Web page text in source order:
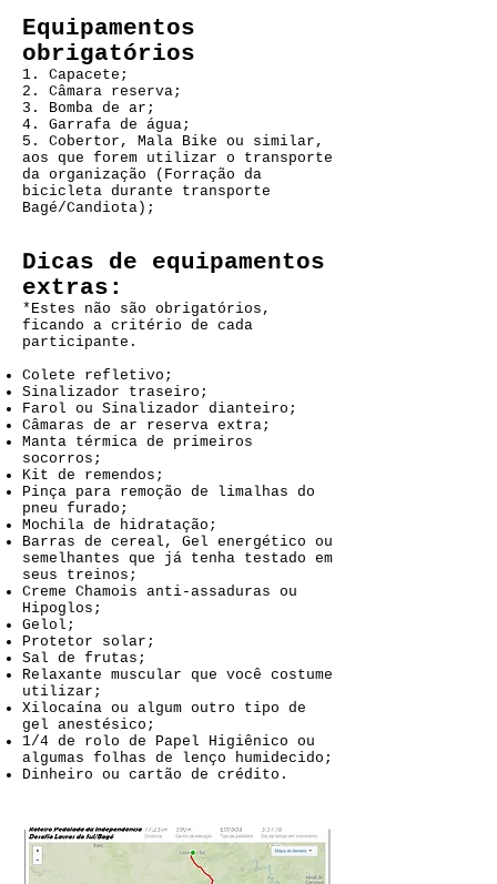
Equipamentos
obrigatórios
1. Capacete;
2. Câmara reserva;
3. Bomba de ar;
4. Garrafa de água;
5. Cobertor, Mala Bike ou similar,
aos que forem utilizar o transporte
da organização (Forração da
bicicleta durante transporte
Bagé/Candiota);
Dicas de equipamentos
extras:
*Estes não são obrigatórios,
ficando a critério de cada
participante.
Colete refletivo;
Sinalizador traseiro;
Farol ou Sinalizador dianteiro;
Câmaras de ar reserva extra;
Manta térmica de primeiros
socorros;
Kit de remendos;
Pinça para remoção de limalhas do
pneu furado;
Mochila de hidratação;
Barras de cereal, Gel energético ou
semelhantes que já tenha testado em
seus treinos;
Creme Chamois anti-assaduras ou
Hipoglos;
Gelol;
Protetor solar;
Sal de frutas;
Relaxante muscular que você costume
utilizar;
Xilocaína ou algum outro tipo de
gel anestésico;
1/4 de rolo de Papel Higiênico ou
algumas folhas de lenço humidecido;
Dinheiro ou cartão de crédito.